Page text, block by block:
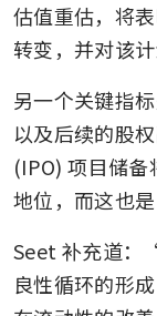
估值重估，将
转变，并对该
另一个关键指
以及后续的股
(IPO) 项目储
地位，而这也
Seet 补充道：
良性循环的形